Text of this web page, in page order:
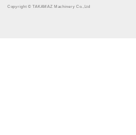
Copyright © TAKAMAZ Machinery Co.,Ltd